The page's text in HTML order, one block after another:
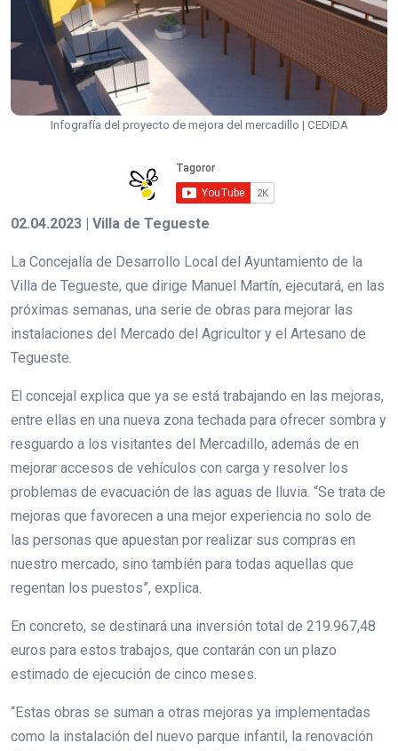
Infografía del proyecto de mejora del mercadillo | CEDIDA
02.04.2023 | Villa de Tegueste
La Concejalía de Desarrollo Local del Ayuntamiento de la
Villa de Tegueste, que dirige Manuel Martín, ejecutará, en las
próximas semanas, una serie de obras para mejorar las
instalaciones del Mercado del Agricultor y el Artesano de
Tegueste.
El concejal explica que ya se está trabajando en las mejoras,
entre ellas en una nueva zona techada para ofrecer sombra y
resguardo a los visitantes del Mercadillo, además de en
mejorar accesos de vehículos con carga y resolver los
problemas de evacuación de las aguas de lluvia. “Se trata de
mejoras que favorecen a una mejor experiencia no solo de
las personas que apuestan por realizar sus compras en
nuestro mercado, sino también para todas aquellas que
regentan los puestos”, explica.
En concreto, se destinará una inversión total de 219.967,48
euros para estos trabajos, que contarán con un plazo
estimado de ejecución de cinco meses.
“Estas obras se suman a otras mejoras ya implementadas
como la instalación del nuevo parque infantil, la renovación